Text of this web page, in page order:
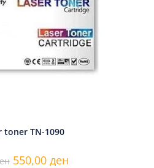
toner TN-1090
550,00 ден